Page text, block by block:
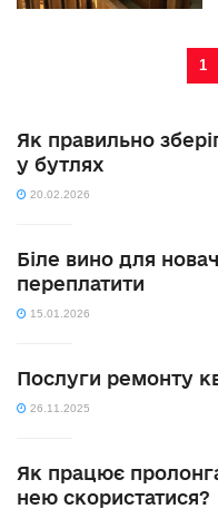
1
Як правильно
у бутлях
20.02.2026
Біле вино для
переплатити
15.01.2026
Послуги ремонту
26.11.2025
Як працює
нею скористатися?